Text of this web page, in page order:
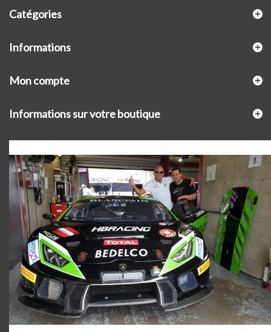
Catégories
Informations
Mon compte
Informations sur votre boutique